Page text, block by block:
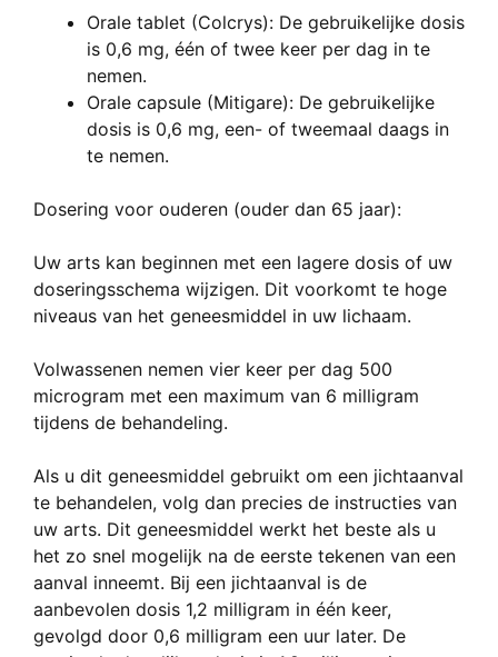
Orale tablet (Colcrys): De gebruikelijke dosis
is 0,6 mg, één of twee keer per dag in te
nemen.
Orale capsule (Mitigare): De gebruikelijke
dosis is 0,6 mg, een- of tweemaal daags in
te nemen.
Dosering voor ouderen (ouder dan 65 jaar):
Uw arts kan beginnen met een lagere dosis of uw
doseringsschema wijzigen. Dit voorkomt te hoge
niveaus van het geneesmiddel in uw lichaam.
Volwassenen nemen vier keer per dag 500
microgram met een maximum van 6 milligram
tijdens de behandeling.
Als u dit geneesmiddel gebruikt om een jichtaanval
te behandelen, volg dan precies de instructies van
uw arts. Dit geneesmiddel werkt het beste als u
het zo snel mogelijk na de eerste tekenen van een
aanval inneemt. Bij een jichtaanval is de
aanbevolen dosis 1,2 milligram in één keer,
gevolgd door 0,6 milligram een uur later. De